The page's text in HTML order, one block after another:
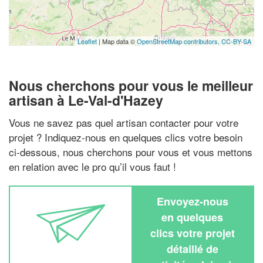
Leaflet | Map data ©OpenStreetMap contributors, CC-BY-SA
Nous cherchons pour vous le meilleur
artisan à Le-Val-d'Hazey
Vous ne savez pas quel artisan contacter pour votre
projet ? Indiquez-nous en quelques clics votre besoin
ci-dessous, nous cherchons pour vous et vous mettons
en relation avec le pro qu’il vous faut !
Envoyez-nous
en quelques
clics votre projet
détaillé de